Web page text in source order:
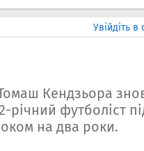
Увійдіть в
Кендзьора
річний футболіст
на два роки.